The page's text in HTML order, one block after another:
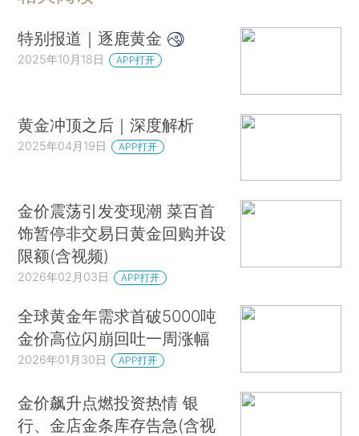
特别报道｜逐鹿黄金
2025年10月18日 APP打开
黄金冲顶之后｜深度解析
2025年04月19日 APP打开
金价震荡引发变现潮 菜百首
饰暂停非交易日黄金回购并设
限额(含视频)
2026年02月03日 APP打开
全球黄金年需求首破5000吨
金价高位闪崩回吐一周涨幅
2026年01月30日 APP打开
金价飙升点燃投资热情 银
行、金店金条库存告急(含视